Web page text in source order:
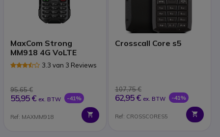
MaxCom Strong
MM918 4G VoLTE
3.3 van 3 Reviews
95,65 €
55,95 € ex. BTW -41%
Ref: MAXMM918
Crosscall Core s5
107,75 €
62,95 € ex. BTW -41%
Ref: CROSSCORES5